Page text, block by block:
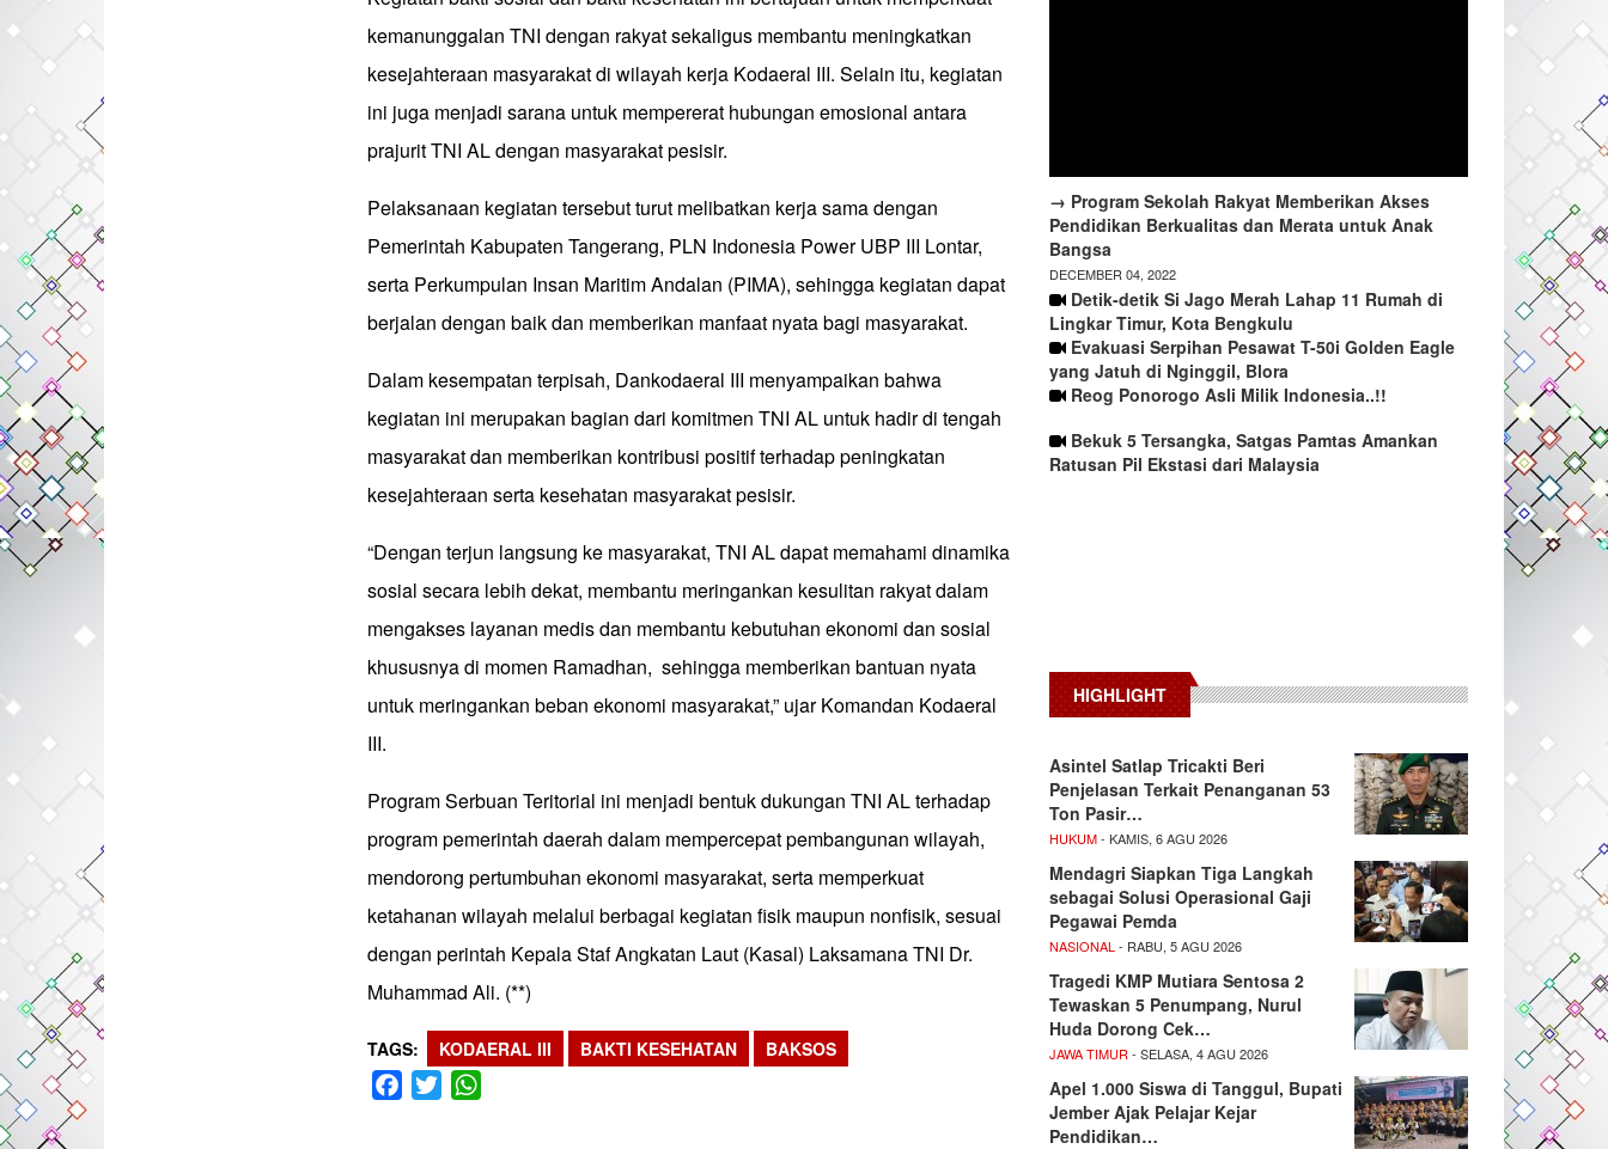
kemanunggalan TNI dengan rakyat sekaligus membantu meningkatkan
kesejahteraan masyarakat di wilayah kerja Kodaeral III. Selain itu, kegiatan
ini juga menjadi sarana untuk mempererat hubungan emosional antara
prajurit TNI AL dengan masyarakat pesisir.
Pelaksanaan kegiatan tersebut turut melibatkan kerja sama dengan
Pemerintah Kabupaten Tangerang, PLN Indonesia Power UBP III Lontar,
serta Perkumpulan Insan Maritim Andalan (PIMA), sehingga kegiatan dapat
berjalan dengan baik dan memberikan manfaat nyata bagi masyarakat.
Dalam kesempatan terpisah, Dankodaeral III menyampaikan bahwa
kegiatan ini merupakan bagian dari komitmen TNI AL untuk hadir di tengah
masyarakat dan memberikan kontribusi positif terhadap peningkatan
kesejahteraan serta kesehatan masyarakat pesisir.
“Dengan terjun langsung ke masyarakat, TNI AL dapat memahami dinamika
sosial secara lebih dekat, membantu meringankan kesulitan rakyat dalam
mengakses layanan medis dan membantu kebutuhan ekonomi dan sosial
khususnya di momen Ramadhan, sehingga memberikan bantuan nyata
untuk meringankan beban ekonomi masyarakat,” ujar Komandan Kodaeral
III.
Program Serbuan Teritorial ini menjadi bentuk dukungan TNI AL terhadap
program pemerintah daerah dalam mempercepat pembangunan wilayah,
mendorong pertumbuhan ekonomi masyarakat, serta memperkuat
ketahanan wilayah melalui berbagai kegiatan fisik maupun nonfisik, sesuai
dengan perintah Kepala Staf Angkatan Laut (Kasal) Laksamana TNI Dr.
Muhammad Ali. (**)
TAGS KODAERAL III BAKTI KESEHATAN BAKSOS
Facebook
Twitter
→ Program Sekolah Rakyat Memberikan Akses
Pendidikan Berkualitas dan Merata untuk Anak
Bangsa
DECEMBER 04, 2022
Detik-detik Si Jago Merah Lahap 11 Rumah di
Lingkar Timur, Kota Bengkulu
Evakuasi Serpihan Pesawat T-50i Golden Eagle
yang Jatuh di Nginggil, Blora
Reog Ponorogo Asli Milik Indonesia..!!
Bekuk 5 Tersangka, Satgas Pamtas Amankan
Ratusan Pil Ekstasi dari Malaysia
HIGHLIGHT
Asintel Satlap Tricakti Beri
Penjelasan Terkait Penanganan 53
Ton Pasir…
HUKUM- KAMIS, 6 AGU 2026
Mendagri Siapkan Tiga Langkah
sebagai Solusi Operasional Gaji
Pegawai Pemda
NASIONAL - RABU, 5 AGU 2026
Tragedi KMP Mutiara Sentosa 2
Tewaskan 5 Penumpang, Nurul
Huda Dorong Cek…
JAWA TIMUR - SELASA, 4 AGU 2026
Apel 1.000 Siswa di Tanggul, Bupati
Jember Ajak Pelajar Kejar
Pendidikan…